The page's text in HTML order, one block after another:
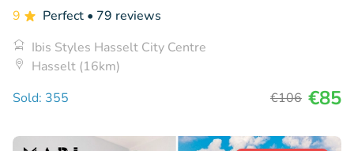
9 Perfect • 79 reviews
Ibis Styles Hasselt City Centre
Hasselt (16km)
Sold: 355
€106 €85